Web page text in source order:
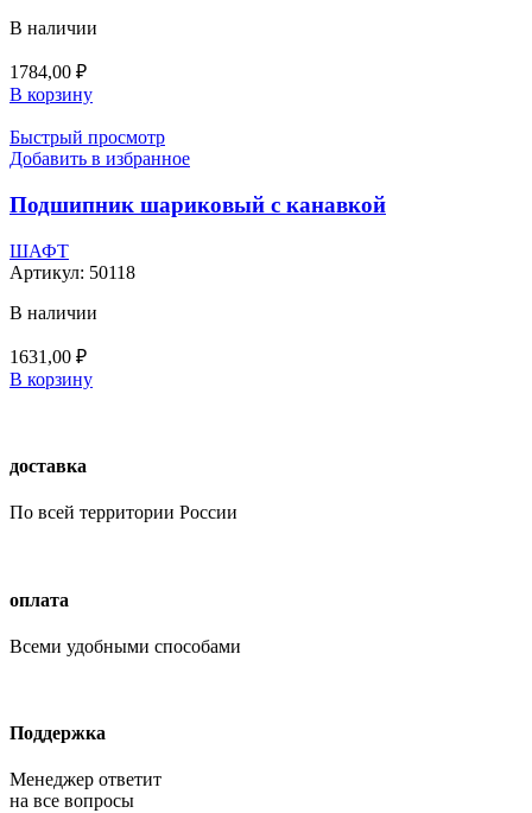
В наличии
1784,00 ₽
В корзину
Быстрый просмотр
Добавить в избранное
Подшипник шариковый с канавкой
ШАФТ
Артикул: 50118
В наличии
1631,00 ₽
В корзину
доставка
По всей территории России
оплата
Всеми удобными способами
Поддержка
Менеджер ответит
на все вопросы